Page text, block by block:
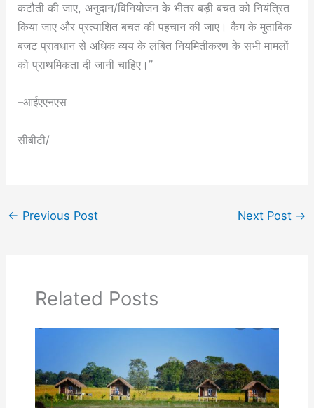
कटौती की जाए, अनुदान/विनियोजन के भीतर बड़ी बचत को नियंत्रित
किया जाए और प्रत्याशित बचत की पहचान की जाए। कैग के मुताबिक
बजट प्रावधान से अधिक व्यय के लंबित नियमितीकरण के सभी मामलों
को प्राथमिकता दी जानी चाहिए।”
–आईएएनएस
सीबीटी/
← Previous Post Next Post →
Related Posts